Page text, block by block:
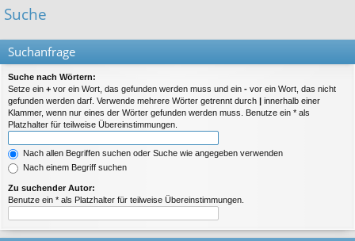
llz
riff
Suche
Suchanfrage
Suche nach Wörtern:
Setze ein + vor ein Wort, das gefunden werden muss und ein - vor ein Wort, das nicht
gefunden werden darf. Verwende mehrere Wörter getrennt durch | innerhalb einer
Klammer, wenn nur eines der Wörter gefunden werden muss. Benutze ein * als
Platzhalter für teilweise Übereinstimmungen.
Nach allen Begriffen suchen oder Suche wie angegeben verwenden
Nach einem Begriff suchen
Zu suchender Autor:
Benutze ein * als Platzhalter für teilweise Übereinstimmungen.